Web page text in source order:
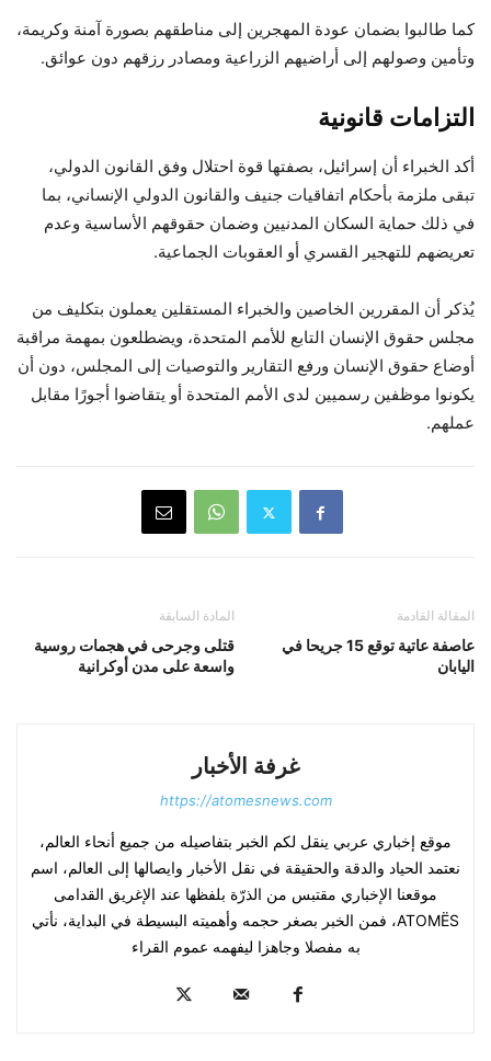
كما طالبوا بضمان عودة المهجرين إلى مناطقهم بصورة آمنة وكريمة،
وتأمين وصولهم إلى أراضيهم الزراعية ومصادر رزقهم دون عوائق.
التزامات قانونية
أكد الخبراء أن إسرائيل، بصفتها قوة احتلال وفق القانون الدولي،
تبقى ملزمة بأحكام اتفاقيات جنيف والقانون الدولي الإنساني، بما
في ذلك حماية السكان المدنيين وضمان حقوقهم الأساسية وعدم
تعريضهم للتهجير القسري أو العقوبات الجماعية.
يُذكر أن المقررين الخاصين والخبراء المستقلين يعملون بتكليف من
مجلس حقوق الإنسان التابع للأمم المتحدة، ويضطلعون بمهمة مراقبة
أوضاع حقوق الإنسان ورفع التقارير والتوصيات إلى المجلس، دون أن
يكونوا موظفين رسميين لدى الأمم المتحدة أو يتقاضوا أجورًا مقابل
عملهم.
المادة السابقة
قتلى وجرحى في هجمات روسية
واسعة على مدن أوكرانية
المقالة القادمة
عاصفة عاتية توقع 15 جريحا في
اليابان
غرفة الأخبار
https://atomesnews.com
موقع إخباري عربي ينقل لكم الخبر بتفاصيله من جميع أنحاء العالم،
نعتمد الحياد والدقة والحقيقة في نقل الأخبار وايصالها إلى العالم، اسم
موقعنا الإخباري مقتبس من الذرّة بلفظها عند الإغريق القدامى
ATOMËS، فمن الخبر بصغر حجمه وأهميته البسيطة في البداية، نأتي
به مفصلا وجاهزا ليفهمه عموم القراء